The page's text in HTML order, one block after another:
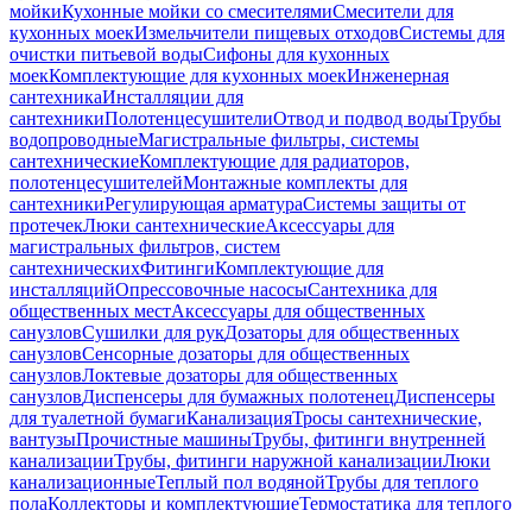
мойкиКухонные мойки со смесителямиСмесители для
кухонных моекИзмельчители пищевых отходовСистемы для
очистки питьевой водыСифоны для кухонных
моекКомплектующие для кухонных моекИнженерная
сантехникаИнсталляции для
сантехникиПолотенцесушителиОтвод и подвод водыТрубы
водопроводныеМагистральные фильтры, системы
сантехническиеКомплектующие для радиаторов,
полотенцесушителейМонтажные комплекты для
сантехникиРегулирующая арматураСистемы защиты от
протечекЛюки сантехническиеАксессуары для
магистральных фильтров, систем
сантехническихФитингиКомплектующие для
инсталляцийОпрессовочные насосыСантехника для
общественных местАксессуары для общественных
санузловСушилки для рукДозаторы для общественных
санузловСенсорные дозаторы для общественных
санузловЛоктевые дозаторы для общественных
санузловДиспенсеры для бумажных полотенецДиспенсеры
для туалетной бумагиКанализацияТросы сантехнические,
вантузыПрочистные машиныТрубы, фитинги внутренней
канализацииТрубы, фитинги наружной канализацииЛюки
канализационныеТеплый пол водянойТрубы для теплого
полаКоллекторы и комплектующиеТермостатика для теплого